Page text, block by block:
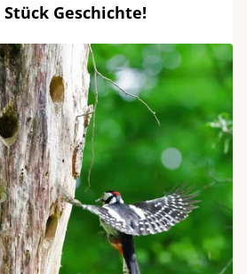
Geschichte!